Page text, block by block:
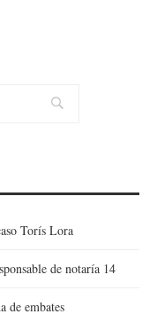
Torís Lora
de notaría 14
de embates